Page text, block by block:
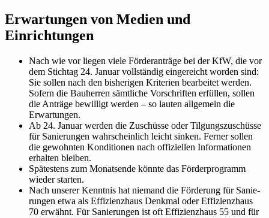
Erwar­tungen von Medien und
Einrichtungen
Nach wie vor liegen viele För­der­an­träge bei der KfW, die vor
dem Stichtag 24. Januar voll­ständig ein­ge­reicht worden sind:
Sie sollen nach den bis­he­rigen Kri­te­rien bear­beitet werden.
Sofern die Bau­herren sämt­liche Vor­schriften erfüllen, sollen
die Anträge bewil­ligt werden – so lauten all­ge­mein die
Erwartungen.
Ab 24. Januar werden die Zuschüsse oder Til­gungs­zu­schüsse
für Sanie­rungen wahr­schein­lich leicht sinken. Ferner sollen
die gewohnten Kon­di­tionen nach offi­zi­ellen Infor­ma­tionen
erhalten bleiben.
Spä­tes­tens zum Monats­ende könnte das För­der­pro­gramm
wieder starten.
Nach unserer Kenntnis hat niemand die För­de­rung für Sanie­
rungen etwa als Effizienz­haus Denkmal oder Effizienz­haus
70 erwähnt. Für Sanie­rungen ist oft Effizienz­haus 55 und für